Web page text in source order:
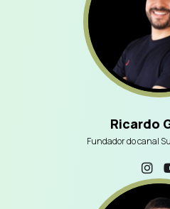
Ricardo
Fundador do canal